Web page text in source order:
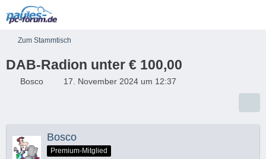
Zum Stammtisch
DAB-Radion unter € 100,00
Bosco 17. November 2024 um 12:37
Bosco
Premium-Mitglied